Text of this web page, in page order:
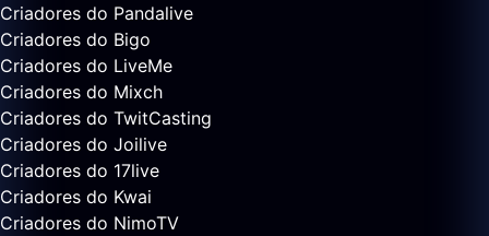
Criadores do Pandalive
Criadores do Bigo
Criadores do LiveMe
Criadores do Mixch
Criadores do TwitCasting
Criadores do Joilive
Criadores do 17live
Criadores do Kwai
Criadores do NimoTV